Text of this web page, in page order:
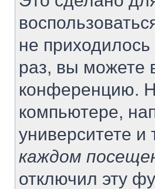
не
раз, вы можете
конференцию.
компьютере,
университете и
каждом
отключил эту